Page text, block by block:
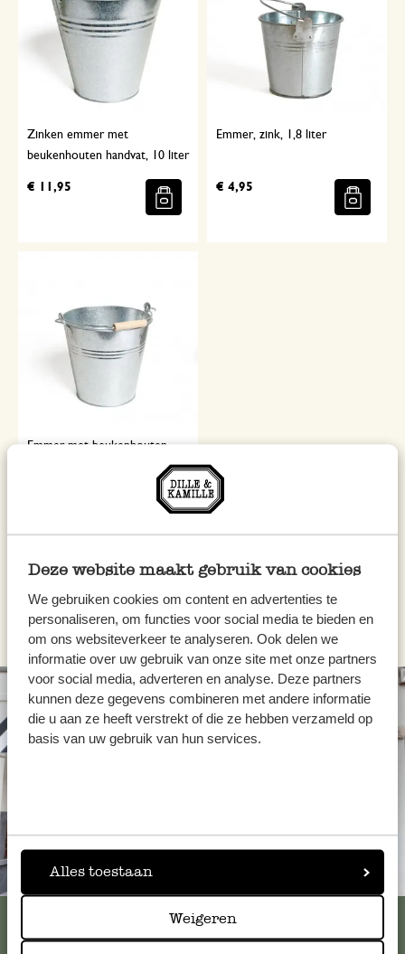
Deze website maakt gebruik van cookies
We gebruiken cookies om content en advertenties te
personaliseren, om functies voor social media te bieden en
om ons websiteverkeer te analyseren. Ook delen we
informatie over uw gebruik van onze site met onze partners
voor social media, adverteren en analyse. Deze partners
kunnen deze gegevens combineren met andere informatie
die u aan ze heeft verstrekt of die ze hebben verzameld op
basis van uw gebruik van hun services.
Alles toestaan
Weigeren
Zinken emmer met
beukenhouten handvat, 10 liter
€ 11,95
Emmer, zink, 1,8 liter
€ 4,95
Emmer met beukenhouten
Altijd in de buurt
Bekijk alle 62 winkels